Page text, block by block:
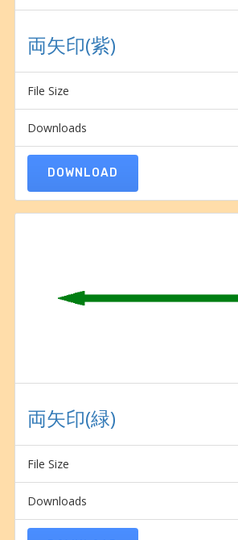
両矢印(紫)
File Size
Downloads
DOWNLOAD
両矢印(緑)
File Size
Downloads